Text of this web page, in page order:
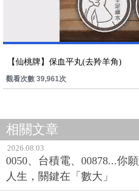
【仙桃牌】保血平丸(去羚羊角)
觀看次數 39,961次
相關文章
2026.08.03
0050、台積電、00878...你
人生，關鍵在「數大」